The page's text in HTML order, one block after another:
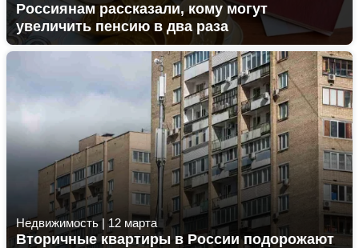
Россиянам рассказали, кому могут
увеличить пенсию в два раза
Недвижимость| 12 марта
Вторичные квартиры в России подорожают